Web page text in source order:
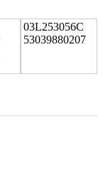
03L253056C
53039880207